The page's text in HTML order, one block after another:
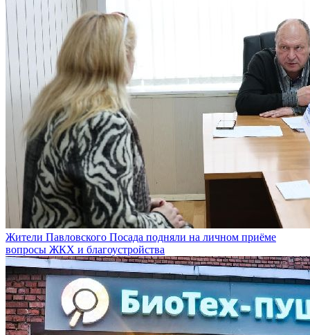
Жители Павловского Посада подняли на личном приёме
вопросы ЖКХ и благоустройства